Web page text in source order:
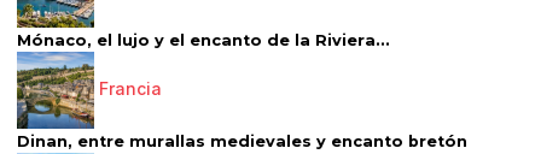
Mónaco, el lujo y el encanto de la Riviera...
Francia
Dinan, entre murallas medievales y encanto bretón